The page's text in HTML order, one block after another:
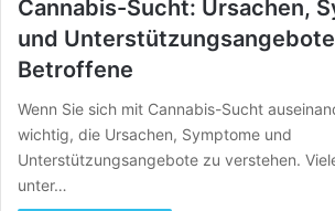
Cannabis-Sucht: Ursachen,
und
Betroffene
Wenn Sie sich mit Cannabis-Sucht
wichtig, die Ursachen, Symptome und
Unterstützungsangebote zu verstehen.
unter…